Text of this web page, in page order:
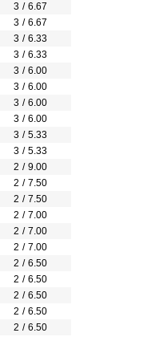
3 / 6.67
3 / 6.67
3 / 6.33
3 / 6.33
3 / 6.00
3 / 6.00
3 / 6.00
3 / 6.00
3 / 5.33
3 / 5.33
2 / 9.00
2 / 7.50
2 / 7.50
2 / 7.00
2 / 7.00
2 / 7.00
2 / 6.50
2 / 6.50
2 / 6.50
2 / 6.50
2 / 6.50